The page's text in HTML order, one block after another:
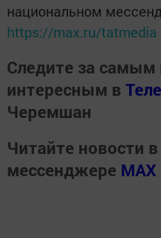
национальном
https://max.ru/tatmedia
Следите за
интересным в
Черемшан
Читайте новости
мессенджере MАХ